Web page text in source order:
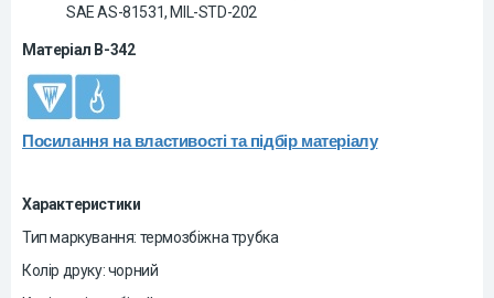
SAE AS-81531, MIL-STD-202
Матеріал B-342
Посилання на властивості та підбір матеріалу
Характеристики
Тип маркування: термозбіжна трубка
Колір друку: чорний